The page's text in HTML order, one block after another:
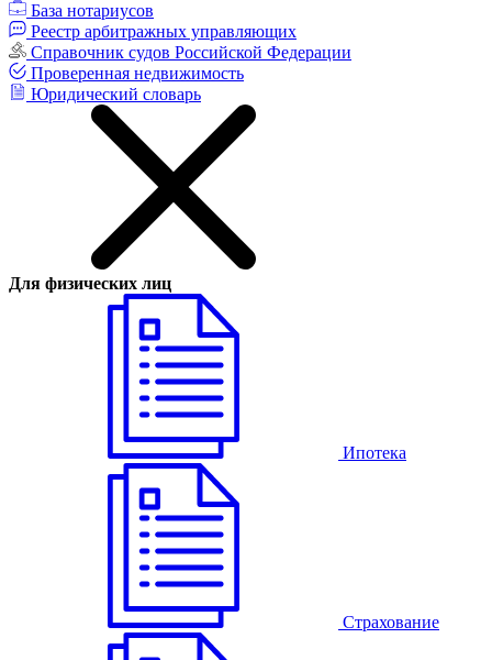
База нотариусов
Реестр арбитражных управляющих
Справочник судов Российской Федерации
Проверенная недвижимость
Юридический словарь
Для физических лиц
Ипотека
Страхование